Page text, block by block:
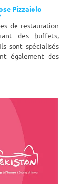
Pizzaiolo
de restauration
des buffets,
sont spécialisés
également des